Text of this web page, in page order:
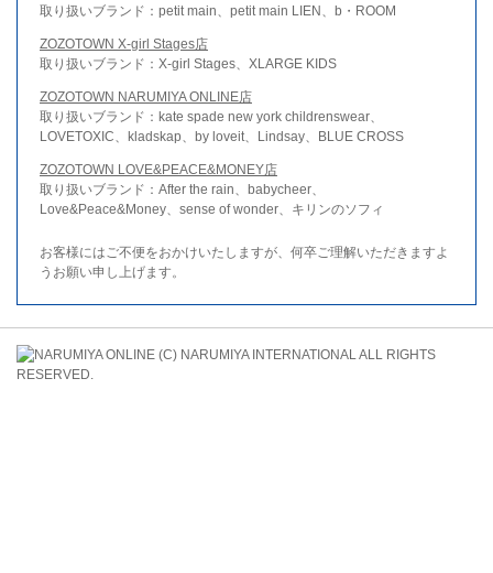
取り扱いブランド：petit main、petit main LIEN、b・ROOM
ZOZOTOWN X-girl Stages店
取り扱いブランド：X-girl Stages、XLARGE KIDS
ZOZOTOWN NARUMIYA ONLINE店
取り扱いブランド：kate spade new york childrenswear、
LOVETOXIC、kladskap、by loveit、Lindsay、BLUE CROSS
ZOZOTOWN LOVE&PEACE&MONEY店
取り扱いブランド：After the rain、babycheer、
Love&Peace&Money、sense of wonder、キリンのソフィ
お客様にはご不便をおかけいたしますが、何卒ご理解いただきますよ
うお願い申し上げます。